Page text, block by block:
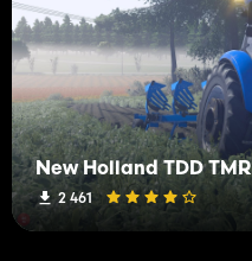
New Holland TDD TMR
2 461